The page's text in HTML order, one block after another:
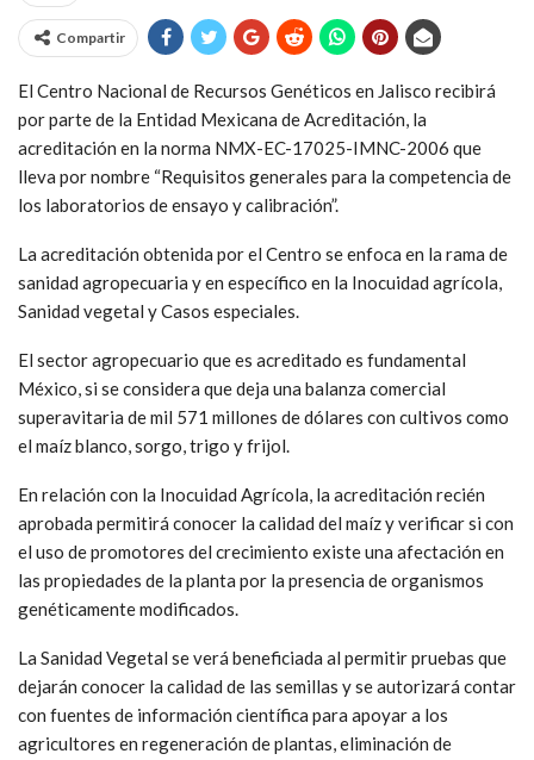
Compartir
El Centro Nacional de Recursos Genéticos en Jalisco recibirá
por parte de la Entidad Mexicana de Acreditación, la
acreditación en la norma NMX-EC-17025-IMNC-2006 que
lleva por nombre “Requisitos generales para la competencia de
los laboratorios de ensayo y calibración”.
La acreditación obtenida por el Centro se enfoca en la rama de
sanidad agropecuaria y en específico en la Inocuidad agrícola,
Sanidad vegetal y Casos especiales.
El sector agropecuario que es acreditado es fundamental
México, si se considera que deja una balanza comercial
superavitaria de mil 571 millones de dólares con cultivos como
el maíz blanco, sorgo, trigo y frijol.
En relación con la Inocuidad Agrícola, la acreditación recién
aprobada permitirá conocer la calidad del maíz y verificar si con
el uso de promotores del crecimiento existe una afectación en
las propiedades de la planta por la presencia de organismos
genéticamente modificados.
La Sanidad Vegetal se verá beneficiada al permitir pruebas que
dejarán conocer la calidad de las semillas y se autorizará contar
con fuentes de información científica para apoyar a los
agricultores en regeneración de plantas, eliminación de